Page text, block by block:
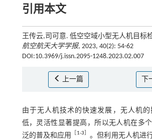
引用本文
王传云,司可意. 低空空域小型无人机目标
航空航天大学学报, 2023, 40(2): 54-62
DOI:10.3969/j.issn.2095-1248.2023.02.007
上一篇 下
由于无人机技术的快速发展，无人机
低，灵活性显著提高，所以无人机在多
泛的普及和应用
［1-3］ 。但利用无人机进